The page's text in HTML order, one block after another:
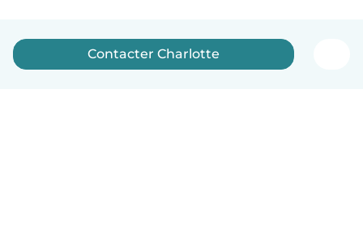
Contacter Charlotte